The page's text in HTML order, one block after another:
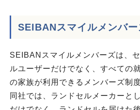
SEIBANスマイルメンバー
SEIBANスマイルメンバーズは、
ルユーザーだけでなく、すべての
の家族が利用できるメンバーズ制度
同社では、ランドセルメーカーと